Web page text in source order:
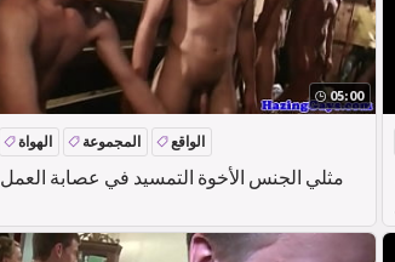
05:00
مثلي الجنس الأخوة التمسيد في عصابة العمل
الهواة المجموعة الواقع